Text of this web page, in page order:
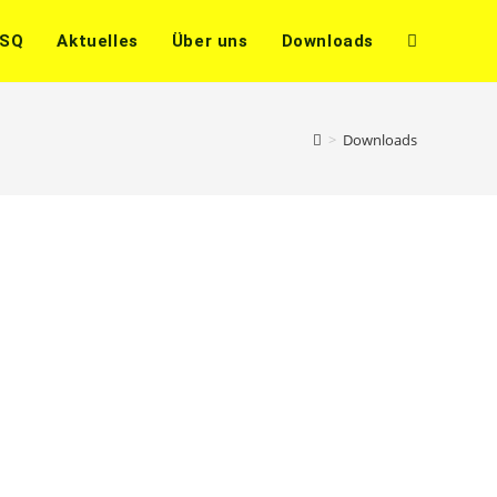
Aktuelles Über uns Downloads Website-
> Downloads